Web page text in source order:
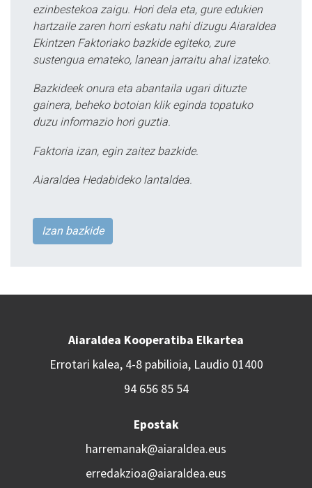
ezinbestekoa zaigu. Hori dela eta, gure edukien
hartzaile zaren horri eskatu nahi dizugu Aiaraldea
Ekintzen Faktoriako bazkide egiteko, zure
sustengua emateko, lanean jarraitu ahal izateko.
Bazkideek onura eta abantaila ugari dituzte
gainera, beheko botoian klik eginda topatuko
duzu informazio hori guztia.
Faktoria izan, egin zaitez bazkide.
Aiaraldea Hedabideko lantaldea.
Izan bazkide
Aiaraldea Kooperatiba Elkartea
Errotari kalea, 4-8 pabilioia, Laudio 01400
94 656 85 54
Epostak
harremanak@aiaraldea.eus
erredakzioa@aiaraldea.eus